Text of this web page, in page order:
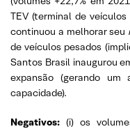
TEV (terminal de
continuou a melhorar seu
de veículos pesados
Santos Brasil inaugurou
expansão (gerando
capacidade).
Negativos: (i) os